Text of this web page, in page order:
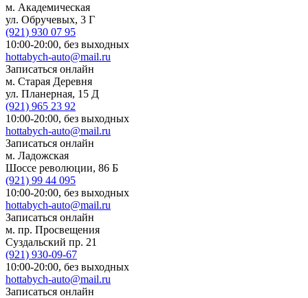
м. Академическая
ул. Обручевых, 3 Г
(921) 930 07 95
10:00-20:00, без выходных
hottabych-auto@mail.ru
Записаться онлайн
м. Старая Деревня
ул. Планерная, 15 Д
(921) 965 23 92
10:00-20:00, без выходных
hottabych-auto@mail.ru
Записаться онлайн
м. Ладожская
Шоссе революции, 86 Б
(921) 99 44 095
10:00-20:00, без выходных
hottabych-auto@mail.ru
Записаться онлайн
м. пр. Просвещения
Суздальский пр. 21
(921) 930-09-67
10:00-20:00, без выходных
hottabych-auto@mail.ru
Записаться онлайн